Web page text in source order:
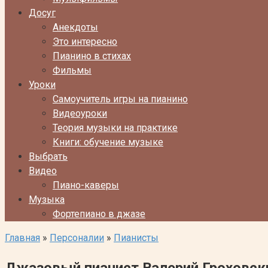
Досуг
Анекдоты
Это интересно
Пианино в стихах
Фильмы
Уроки
Самоучитель игры на пианино
Видеоуроки
Теория музыки на практике
Книги: обучение музыке
Выбрать
Видео
Пиано-каверы
Музыка
Фортепиано в джазе
Главная » Персоналии » Пианисты